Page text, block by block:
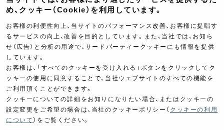
ヨシムラTV
イベント情報
イベントスケジュール
ツーリングブレイクタイム
製品ポスター
め、クッキー（Cookie）を利用しています。
お客様の利便性向上、当サイトのパフォーマンス改善、お客様に提唱す
るサービスの向上、改善を目的としています。また、当社では、お知ら
せ（広告）と分析の用途で、サードパーティークッキーにも情報を提供
しています。
お客様は、「すべてのクッキーを受け入れる」ボタンをクリックしてク
ッキーの使用に同意することで、当社ウェブサイトのすべての機能を
ご利用頂くことができます。
クッキーについての詳細をお知りになりたい場合、またはクッキーの
設定変更をご希望の場合は、当社のクッキーポリシー（ クッキーの利用
について ）をご覧ください。